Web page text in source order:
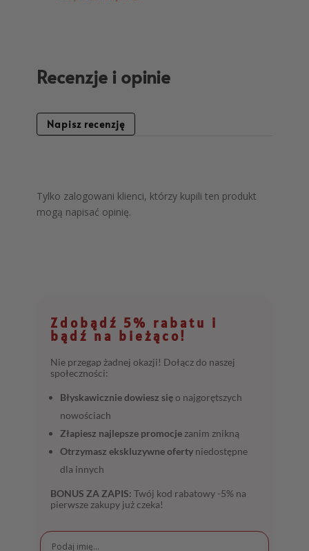
Recenzje i opinie
Napisz recenzję
Tylko zalogowani klienci, którzy kupili ten produkt
mogą napisać opinię.
Zdobądź 5% rabatu i
bądź na bieżąco!
Nie przegap żadnej okazji! Dołącz do naszej
społeczności:
Błyskawicznie dowiesz sięo najgorętszych
nowościach
Złapiesz najlepsze promocje zanim znikną
Otrzymasz ekskluzywne oferty niedostępne
dla innych
BONUS ZA ZAPIS: Twój kod rabatowy -5% na
pierwsze zakupy już czeka!